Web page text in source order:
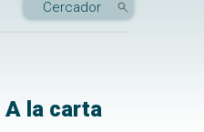
A la carta